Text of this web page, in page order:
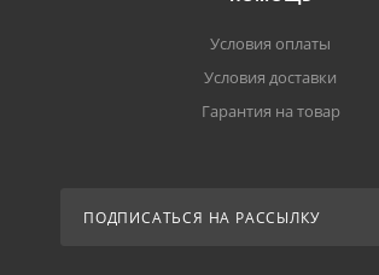
Условия оплаты
Условия доставки
Гарантия на товар
ПОДПИСАТЬСЯ НА РАССЫЛКУ